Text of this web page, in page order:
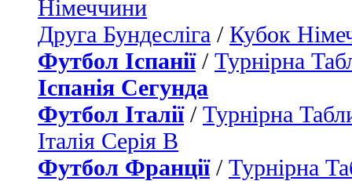
Німеччини
Друга Бундесліга / Кубок
Футбол Іспанії/ Турнірна
Іспанія Сегунда
Футбол Італії/ Турнірна
Італія Серія B
Футбол Франції/ Турнірна